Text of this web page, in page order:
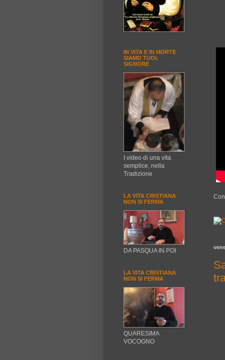
IN VITA E IN MORTE
SIAMO TUOI,
SIGNORE
I video di una vita
semplice, nella
Tradizione
LA VITA CRISTIANA
NON SI FERMA
DA PASQUA IN POI
LA VITA CRISTIANA
NON SI FERMA
QUARESIMA
VOCOGNO